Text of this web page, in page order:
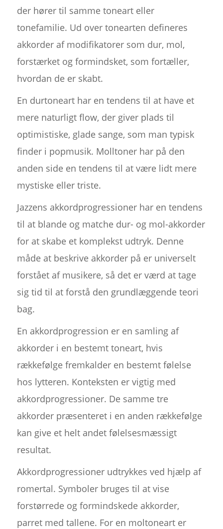
der hører til samme toneart eller
tonefamilie. Ud over tonearten defineres
akkorder af modifikatorer som dur, mol,
forstærket og formindsket, som fortæller,
hvordan de er skabt.
En durtoneart har en tendens til at have et
mere naturligt flow, der giver plads til
optimistiske, glade sange, som man typisk
finder i popmusik. Molltoner har på den
anden side en tendens til at være lidt mere
mystiske eller triste.
Jazzens akkordprogressioner har en tendens
til at blande og matche dur- og mol-akkorder
for at skabe et komplekst udtryk. Denne
måde at beskrive akkorder på er universelt
forstået af musikere, så det er værd at tage
sig tid til at forstå den grundlæggende teori
bag.
En akkordprogression er en samling af
akkorder i en bestemt toneart, hvis
rækkefølge fremkalder en bestemt følelse
hos lytteren. Konteksten er vigtig med
akkordprogressioner. De samme tre
akkorder præsenteret i en anden rækkefølge
kan give et helt andet følelsesmæssigt
resultat.
Akkordprogressioner udtrykkes ved hjælp af
romertal. Symboler bruges til at vise
forstørrede og formindskede akkorder,
parret med tallene. For en moltoneart er